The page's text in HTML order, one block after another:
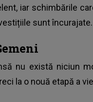
iar schimbările
sunt încurajate.
nu există niciun
la o nouă etapă a